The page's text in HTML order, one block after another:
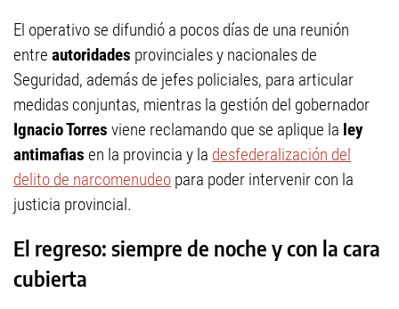
El operativo se difundió a pocos días de una reunión
entre autoridades provinciales y nacionales de
Seguridad, además de jefes policiales, para articular
medidas conjuntas, mientras la gestión del gobernador
Ignacio Torres viene reclamando que se aplique la ley
antimafias en la provincia y la desfederalización del
delito de narcomenudeo para poder intervenir con la
justicia provincial.
El regreso: siempre de noche y con la cara
cubierta